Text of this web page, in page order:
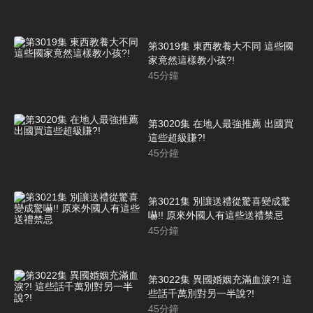
第3019集 東西教養大不同 這些國
家竟然這樣教小孩?!
45分鐘
第3020集 在地人最強推薦 出國買
這些超級賺?!
45分鐘
第3021集 別讓送禮從驚喜變成驚
嚇!! 原來外國人有這些送禮禁忌
45分鐘
第3022集 異國婚姻充滿血淚?! 這
些話千萬別對另一半說?!
45分鐘